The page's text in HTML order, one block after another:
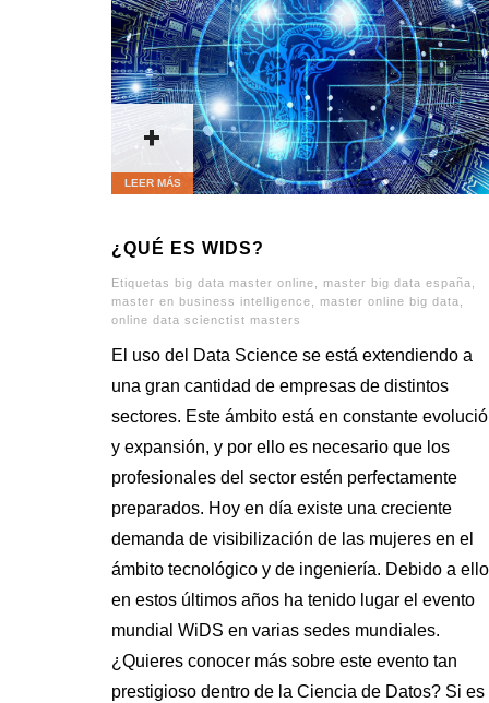
+
LEER MÁS
¿QUÉ ES WIDS?
Etiquetas big data master online master big data españa
master en business intelligence
master online big data
online data scienctist masters
El uso del Data Science se está extendiendo a
una gran cantidad de empresas de distintos
sectores. Este ámbito está en constante
y expansión, y por ello es necesario que los
profesionales del sector estén perfectamente
preparados. Hoy en día existe una creciente
demanda de visibilización de las mujeres en el
ámbito tecnológico y de ingeniería. Debido a
en estos últimos años ha tenido lugar el evento
mundial WiDS en varias sedes mundiales.
¿Quieres conocer más sobre este evento tan
prestigioso dentro de la Ciencia de Datos? Si es